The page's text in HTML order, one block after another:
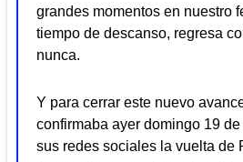
grandes momentos en nuestro
tiempo de descanso, regresa
nunca.
Y para cerrar este nuevo
confirmaba ayer domingo 19
sus redes sociales la vuelta de